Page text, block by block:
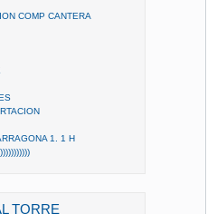
COMP CANTERA
1. 1 H
TORRE